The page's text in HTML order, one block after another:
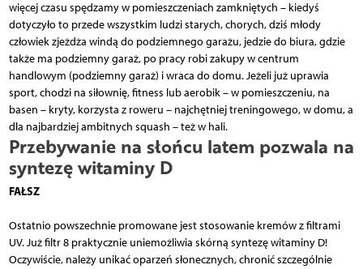
więcej czasu spędzamy w pomieszczeniach zamkniętych – kiedyś
dotyczyło to przede wszystkim ludzi starych, chorych, dziś młody
człowiek zjeżdża windą do podziemnego garażu, jedzie do biura, gdzie
także ma podziemny garaż, po pracy robi zakupy w centrum
handlowym (podziemny garaż) i wraca do domu. Jeżeli już uprawia
sport, chodzi na siłownię, fitness lub aerobik – w pomieszczeniu, na
basen – kryty, korzysta z roweru – najchętniej treningowego, w domu, a
dla najbardziej ambitnych squash – też w hali.
Przebywanie na słońcu latem pozwala na
syntezę witaminy D
FAŁSZ
Ostatnio powszechnie promowane jest stosowanie kremów z filtrami
UV. Już filtr 8 praktycznie uniemożliwia skórną syntezę witaminy D!
Oczywiście, należy unikać oparzeń słonecznych, chronić szczególnie